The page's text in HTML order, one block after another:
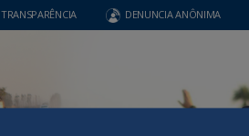
TRANSPARÊNCIA DENUNCIA ANÔNIMA